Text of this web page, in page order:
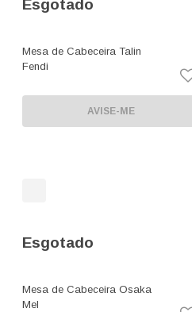
Esgotado
Mesa de Cabeceira Talin
Fendi
AVISE-ME
Esgotado
Mesa de Cabeceira Osaka
Mel